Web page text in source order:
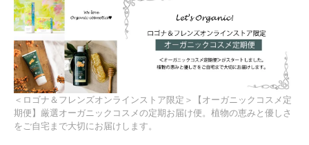
＜ロゴナ＆フレンズオンラインストア限定＞【オーガニックコスメ定
期便】厳選オーガニックコスメの定期お届け便。植物の恵みと優しさ
をご自宅まで大切にお届けします。